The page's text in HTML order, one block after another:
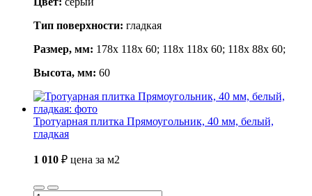
Тип поверхности: гладкая
Размер, мм: 178x 118x 60; 118x 118x 60; 118x 88x 60;
Высота, мм: 60
Тротуарная плитка Прямоугольник, 40 мм, белый,
гладкая
1 010 ₽ цена за м2